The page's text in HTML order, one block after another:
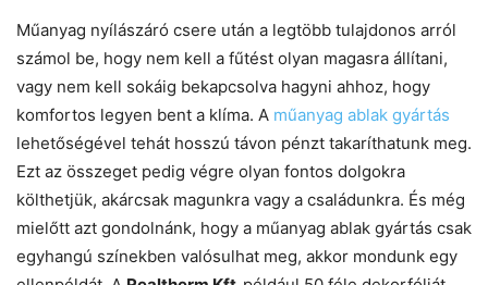
Műanyag nyílászáró csere után a legtöbb tulajdonos arról
számol be, hogy nem kell a fűtést olyan magasra állítani,
vagy nem kell sokáig bekapcsolva hagyni ahhoz, hogy
komfortos legyen bent a klíma. A műanyag ablak gyártás
lehetőségével tehát hosszú távon pénzt takaríthatunk meg.
Ezt az összeget pedig végre olyan fontos dolgokra
költhetjük, akárcsak magunkra vagy a családunkra. És még
mielőtt azt gondolnánk, hogy a műanyag ablak gyártás csak
egyhangú színekben valósulhat meg, akkor mondunk egy